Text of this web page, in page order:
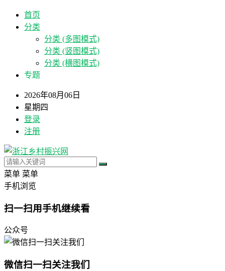
首页
分类
分类 (多图模式)
分类 (竖图模式)
分类 (横图模式)
专题
2026年08月06日
星期四
登录
注册
菜单 菜单
手机浏览
扫一扫用手机继续看
公众号
微信扫一扫关注我们